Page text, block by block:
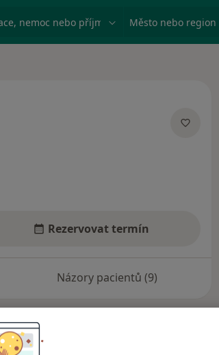
nemoc nebo příjmení Město nebo region
Rezervovat termín
Názory pacientů (9)